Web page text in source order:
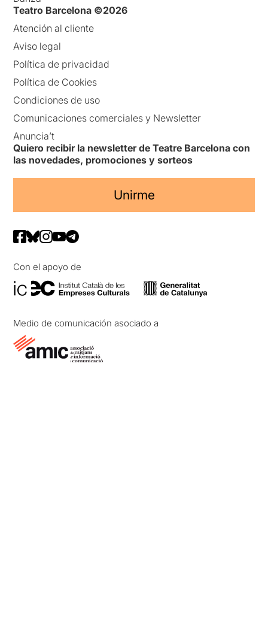
Teatro Barcelona ©2026
Atención al cliente
Aviso legal
Política de privacidad
Política de Cookies
Condiciones de uso
Comunicaciones comerciales y Newsletter
Anuncia’t
Quiero recibir la newsletter de Teatre Barcelona con
las novedades, promociones y sorteos
Unirme
Con el apoyo de
Medio de comunicación asociado a